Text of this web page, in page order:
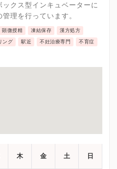
クス型インキュベーターに
理を行っています。
顕微授精 凍結保存 漢方処方
ング 駅近 不妊治療専門 不育症
木 金 土 日